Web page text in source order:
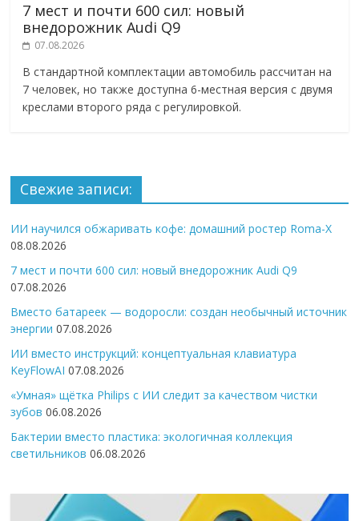
7 мест и почти 600 сил: новый
внедорожник Audi Q9
07.08.2026
В стандартной комплектации автомобиль рассчитан на
7 человек, но также доступна 6-местная версия с двумя
креслами второго ряда с регулировкой.
Свежие записи:
ИИ научился обжаривать кофе: домашний ростер Roma-X
08.08.2026
7 мест и почти 600 сил: новый внедорожник Audi Q9
07.08.2026
Вместо батареек — водоросли: создан необычный источник
энергии 07.08.2026
ИИ вместо инструкций: концептуальная клавиатура
KeyFlowAI 07.08.2026
«Умная» щётка Philips с ИИ следит за качеством чистки
зубов 06.08.2026
Бактерии вместо пластика: экологичная коллекция
светильников 06.08.2026